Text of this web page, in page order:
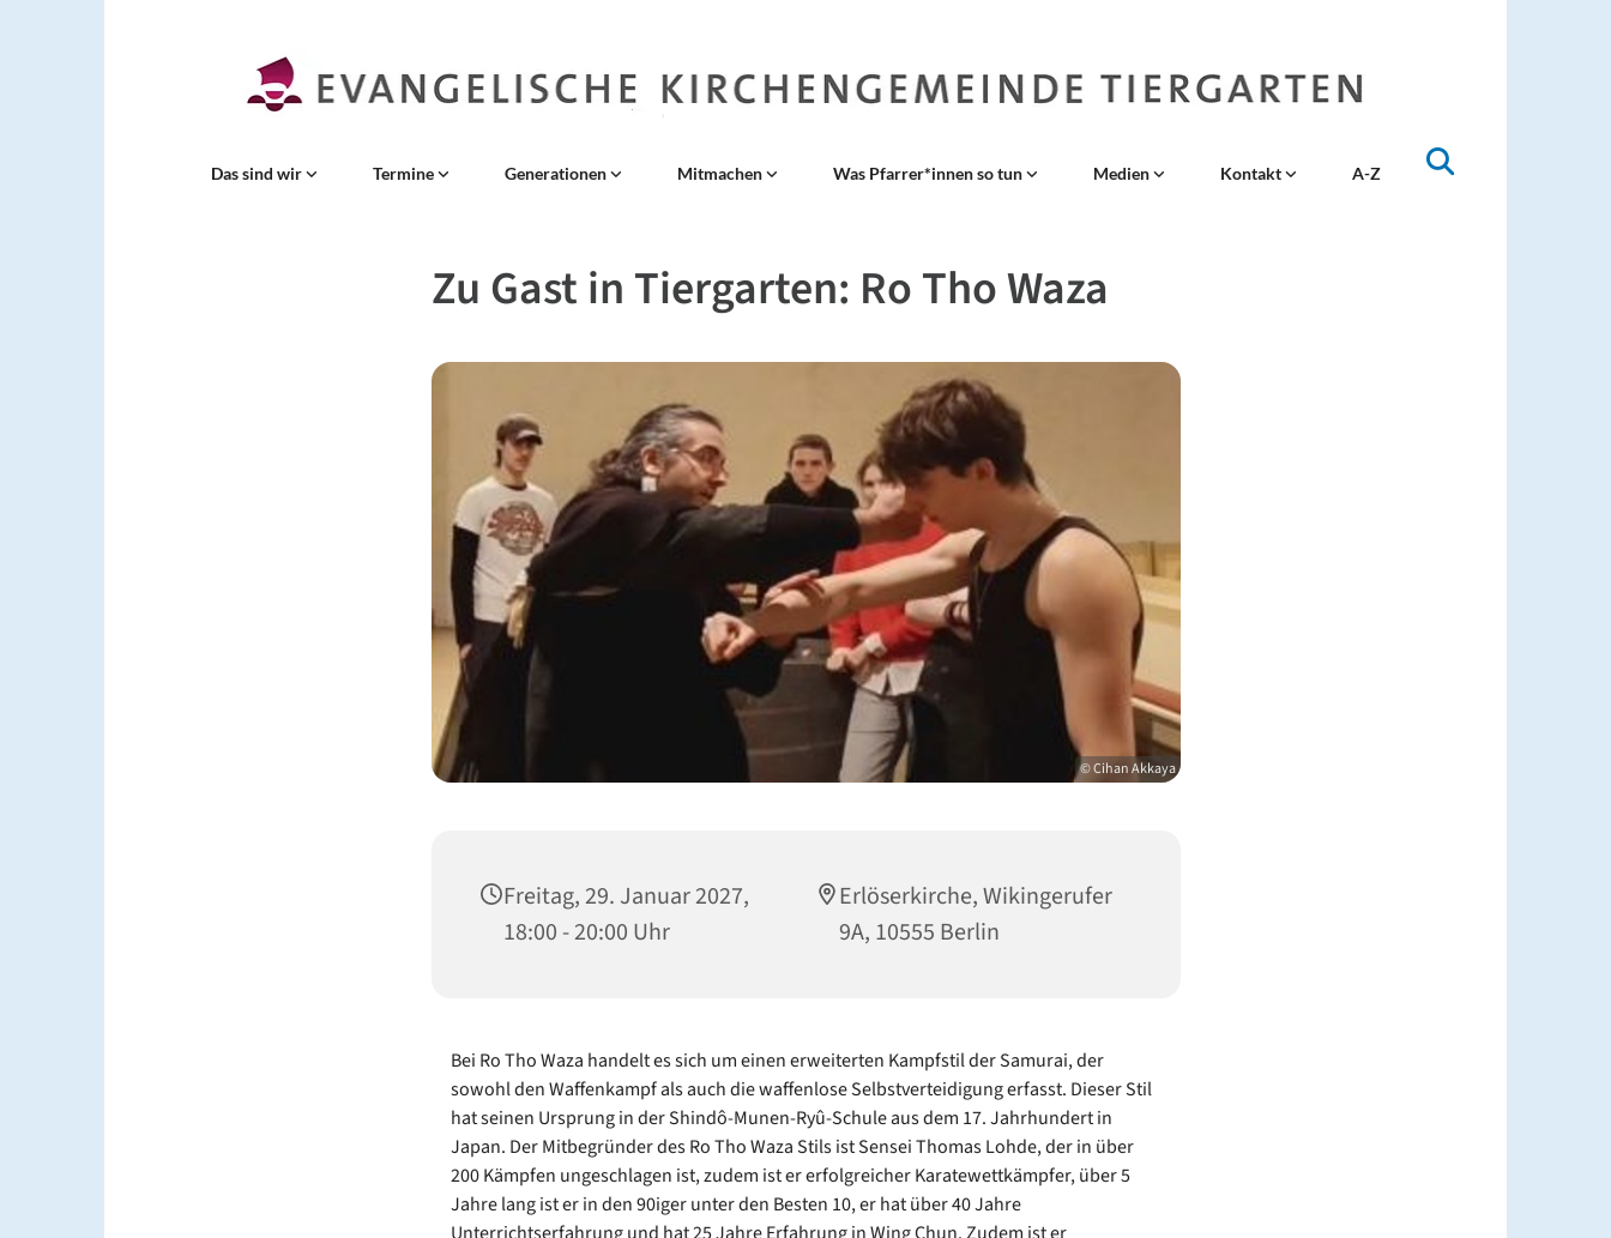
Das sind wir Termine Generationen Mitmachen Was Pfarrer*innen so tun Medien Kontakt A-Z
Zu Gast in Tiergarten: Ro Tho Waza
© Cihan Akkaya
Freitag, 29. Januar 2027,
18:00 - 20:00 Uhr
Erlöserkirche, Wikingerufer
9A, 10555 Berlin
Bei Ro Tho Waza handelt es sich um einen erweiterten Kampfstil der Samurai, der
sowohl den Waffenkampf als auch die waffenlose Selbstverteidigung erfasst. Dieser Stil
hat seinen Ursprung in der Shindô-Munen-Ryû-Schule aus dem 17. Jahrhundert in
Japan. Der Mitbegründer des Ro Tho Waza Stils ist Sensei Thomas Lohde, der in über
200 Kämpfen ungeschlagen ist, zudem ist er erfolgreicher Karatewettkämpfer, über 5
Jahre lang ist er in den 90iger unter den Besten 10, er hat über 40 Jahre